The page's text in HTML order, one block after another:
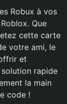
Robux à vos
Que
cette carte
votre ami, le
et
rapide
la main
code !